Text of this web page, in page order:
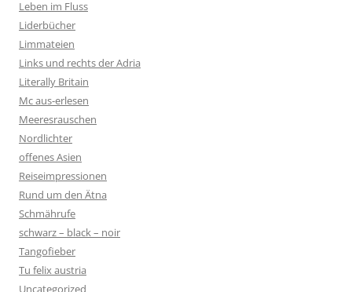
Leben im Fluss
Liderbücher
Limmateien
Links und rechts der Adria
Literally Britain
Mc aus-erlesen
Meeresrauschen
Nordlichter
offenes Asien
Reiseimpressionen
Rund um den Ätna
Schmährufe
schwarz – black – noir
Tangofieber
Tu felix austria
Uncategorized